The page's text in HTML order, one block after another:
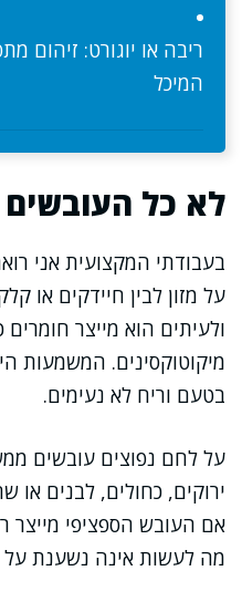
ריבה או יוגורט: זיהום
המיכל
לא כל העובשים
בעבודתי המקצועית אני
על מזון לבין חיידקים או
ולעיתים הוא מייצר חומרים
מיקוטוקסינים. המשמעות
בטעם וריח לא נעימים.
על לחם נפוצים עובשים
ירוקים, כחולים, לבנים או
אם העובש הספציפי מייצר
מה לעשות אינה נשענת